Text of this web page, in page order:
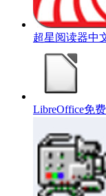
超星阅读器中
LibreOffice免